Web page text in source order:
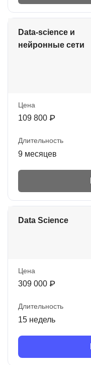
Data-science и
нейронные сети
Цена
109 800 ₽
Длительность
9 месяцев
Data Science
Цена
309 000 ₽
Длительность
15 недель